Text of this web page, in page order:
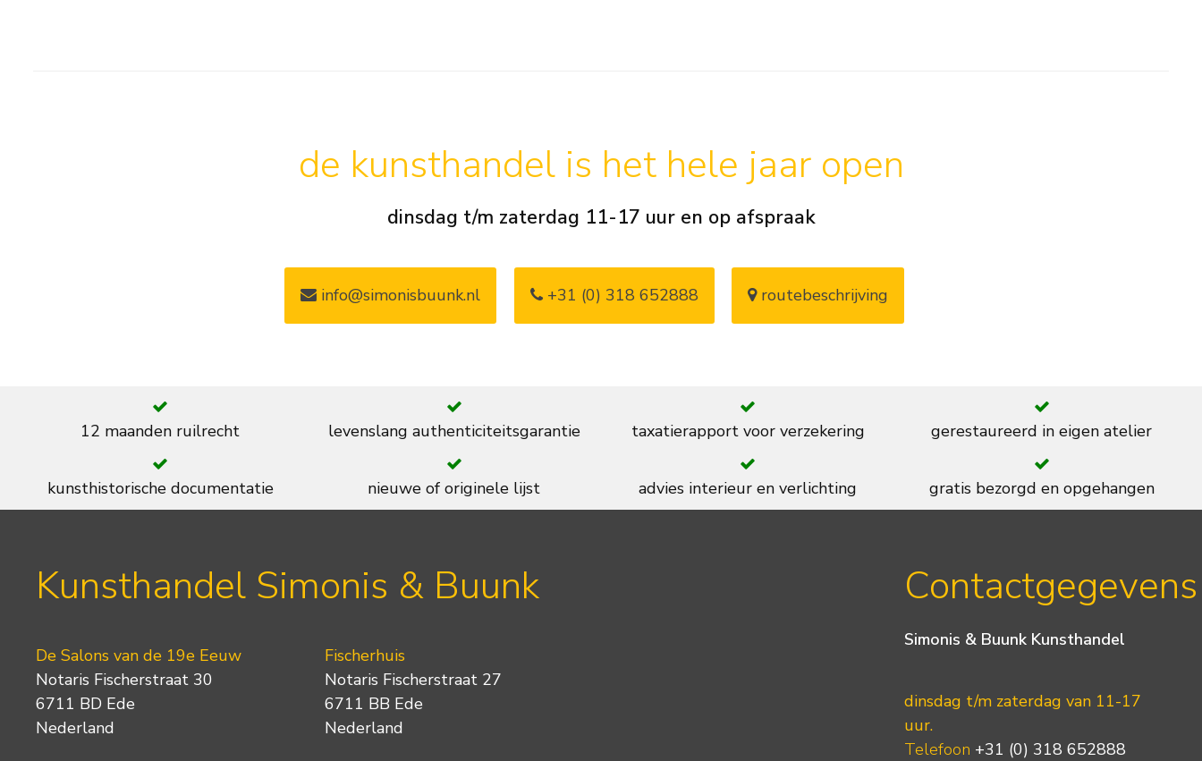
de kunsthandel is het hele jaar open
dinsdag t/m zaterdag 11-17 uur en op afspraak
info@simonisbuunk.nl +31 (0) 318 652888 routebeschrijving
12 maanden ruilrecht levenslang authenticiteitsgarantie taxatierapport voor verzekering gerestaureerd in eigen atelier
kunsthistorische documentatie nieuwe of originele lijst advies interieur en verlichting gratis bezorgd en opgehangen
Kunsthandel Simonis & Buunk
De Salons van de 19e Eeuw
Notaris Fischerstraat 30
6711 BD Ede
Nederland
Fischerhuis
Notaris Fischerstraat 27
6711 BB Ede
Nederland
Contactgegevens
Simonis & Buunk Kunsthandel
dinsdag t/m zaterdag van 11-17
uur.
Telefoon +31 (0) 318 652888